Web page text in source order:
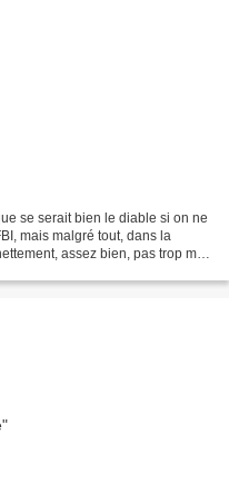
se serait bien le diable si on ne
mais malgré tout, dans la
assez bien, pas trop mal,